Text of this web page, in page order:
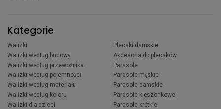
Kategorie
Walizki
Walizki według budowy
Walizki według przewoźnika
Walizki według pojemności
Walizki według materiału
Walizki według koloru
Walizki dla dzieci
Plecaki damskie
Akcesoria do plecaków
Parasole
Parasole męskie
Parasole damskie
Parasole kieszonkowe
Parasole krótkie